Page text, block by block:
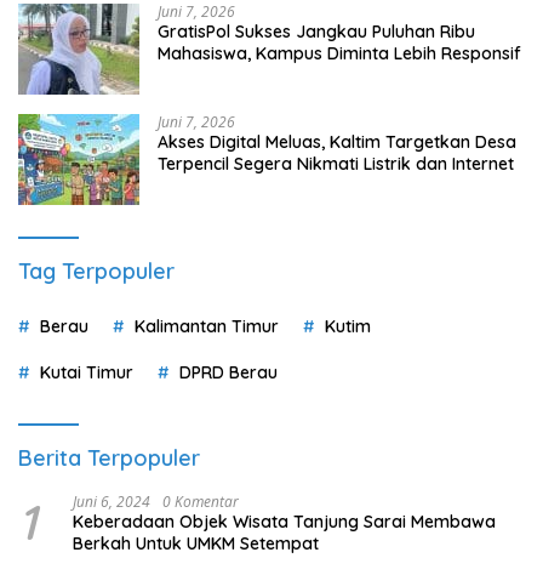
Juni 7, 2026
GratisPol Sukses Jangkau Puluhan Ribu
Mahasiswa, Kampus Diminta Lebih Responsif
Juni 7, 2026
Akses Digital Meluas, Kaltim Targetkan Desa
Terpencil Segera Nikmati Listrik dan Internet
Tag Terpopuler
Berau Kalimantan Timur Kutim
Kutai Timur DPRD Berau
Berita Terpopuler
1 Juni 6, 2024 0 Komentar
Keberadaan Objek Wisata Tanjung Sarai Membawa
Berkah Untuk UMKM Setempat